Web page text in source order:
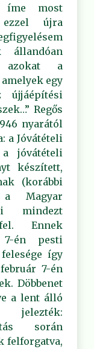
most
újra
állandóan
azokat a
egy
Regős
nyarától
a Jóvátételi
a jóvátételi
készített,
(korábbi
a Magyar
mindezt
Ennek
7-én pesti
így
7-én
Döbbenet
a lent álló
jelezték:
során
felforgatva,